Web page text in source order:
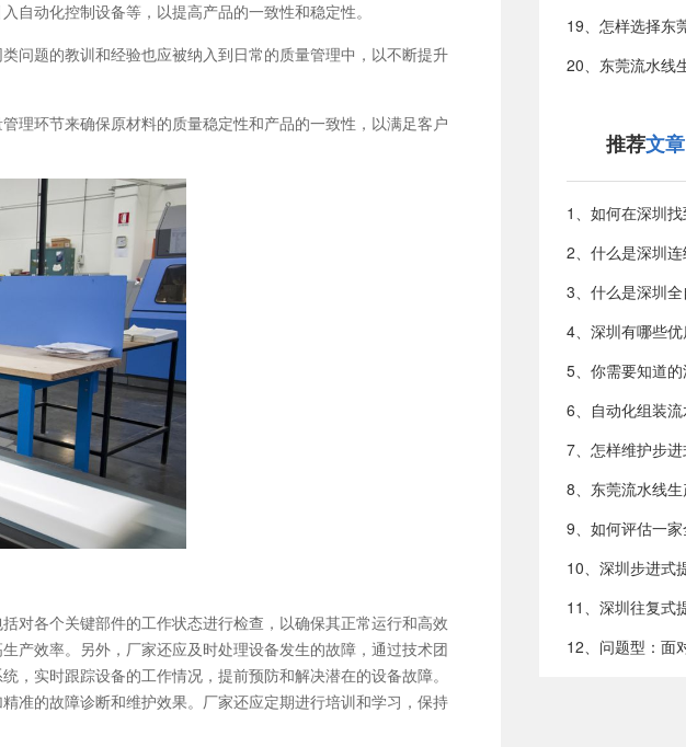
动化控制设备等，以提高产品的一致性和稳定性。
问题的教训和经验也应被纳入到日常的质量管理中，以不断提升
理环节来确保原材料的质量稳定性和产品的一致性，以满足客户
对各个关键部件的工作状态进行检查，以确保其正常运行和高效
产效率。另外，厂家还应及时处理设备发生的故障，通过技术团
实时跟踪设备的工作情况，提前预防和解决潜在的设备故障。
准的故障诊断和维护效果。厂家还应定期进行培训和学习，保持
推荐文章